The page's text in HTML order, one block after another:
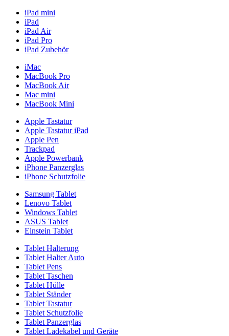
iPad mini
iPad
iPad Air
iPad Pro
iPad Zubehör
iMac
MacBook Pro
MacBook Air
Mac mini
MacBook Mini
Apple Tastatur
Apple Tastatur iPad
Apple Pen
Trackpad
Apple Powerbank
iPhone Panzerglas
iPhone Schutzfolie
Samsung Tablet
Lenovo Tablet
Windows Tablet
ASUS Tablet
Einstein Tablet
Tablet Halterung
Tablet Halter Auto
Tablet Pens
Tablet Taschen
Tablet Hülle
Tablet Ständer
Tablet Tastatur
Tablet Schutzfolie
Tablet Panzerglas
Tablet Ladekabel und Geräte